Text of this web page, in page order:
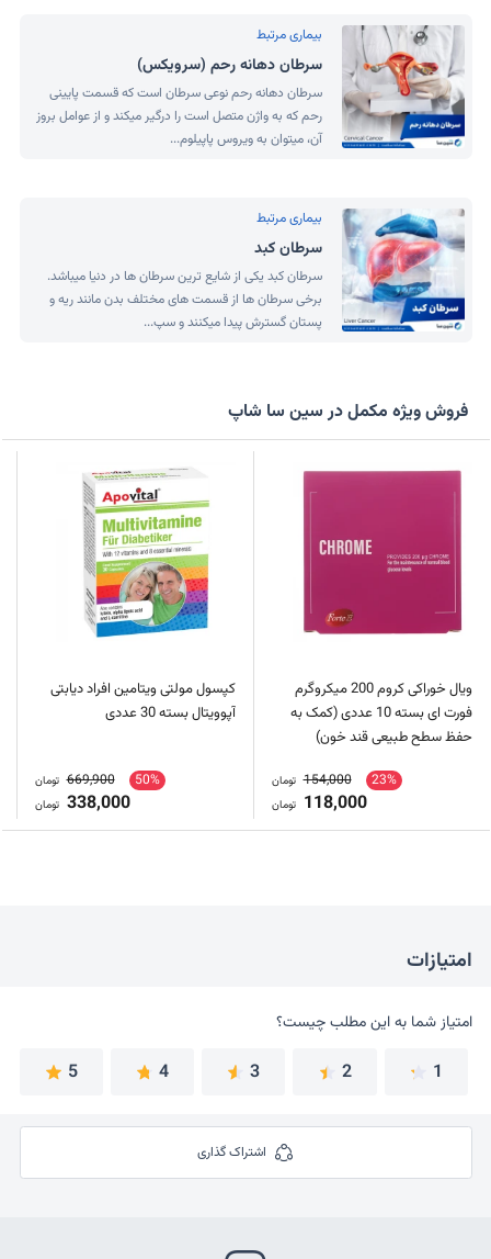
بیماری مرتبط
سرطان دهانه رحم (سرویکس)
سرطان دهانه رحم نوعی سرطان است که قسمت پایینی
رحم که به واژن متصل است را درگیر میکند و از عوامل بروز
آن، میتوان به ویروس پاپیلوم...
بیماری مرتبط
سرطان کبد
سرطان کبد یکی از شایع ترین سرطان ها در دنیا میباشد.
برخی سرطان ها از قسمت های مختلف بدن مانند ریه و
پستان گسترش پیدا میکنند و سپ...
فروش ویژه مکمل در سین سا شاپ
ویال خوراکی کروم 200 میکروگرم
فورت ای بسته 10 عددی (کمک به
حفظ سطح طبیعی قند خون)
23%
154,000 تومان
118,000 تومان
کپسول مولتی ویتامین افراد دیابتی
آپوویتال بسته 30 عددی
50%
669,900 تومان
338,000 تومان
امتیازات
امتیاز شما به این مطلب چیست؟
امتیاز شما به این مطلب چیست؟
1
2
3
4
5
اشتراک گذاری